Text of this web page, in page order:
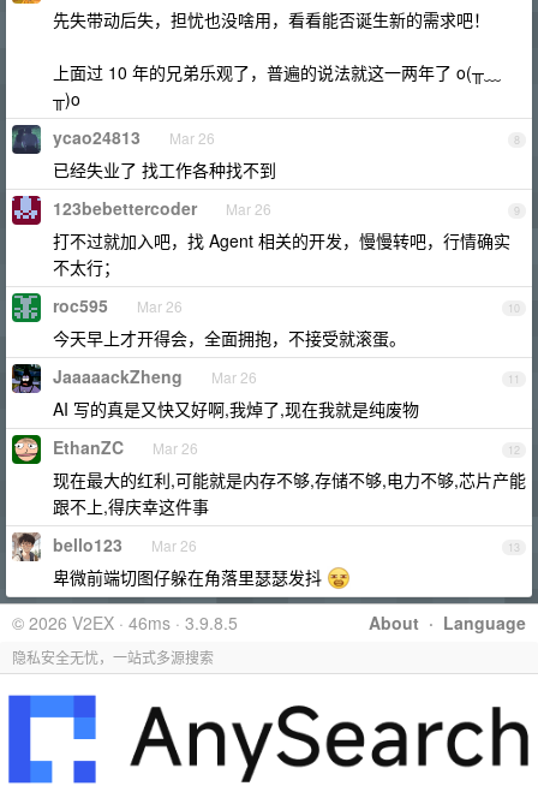
先失带动后失，担忧也没啥用，看看能否诞生新的需求吧！
上面过 10 年的兄弟乐观了，普遍的说法就这一两年了 o(╥﹏
╥)o
8
ycao24813 Mar 26
已经失业了 找工作各种找不到
9
123bebettercoder Mar 26
打不过就加入吧，找 Agent 相关的开发，慢慢转吧，行情确实
不太行；
10
roc595 Mar 26
今天早上才开得会，全面拥抱，不接受就滚蛋。
11
JaaaaackZheng Mar 26
AI 写的真是又快又好啊,我焯了,现在我就是纯废物
12
EthanZC Mar 26
现在最大的红利,可能就是内存不够,存储不够,电力不够,芯片产能
跟不上,得庆幸这件事
13
bello123 Mar 26
卑微前端切图仔躲在角落里瑟瑟发抖
About · Language
© 2026 V2EX · 46ms · 3.9.8.5
隐私安全无忧，一站式多源搜索